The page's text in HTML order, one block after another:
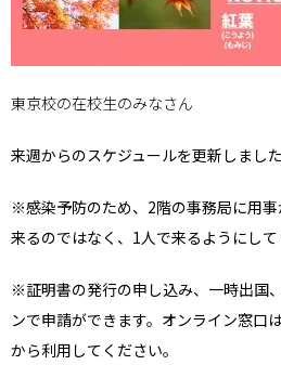
東京校の在校生のみなさん
来週からのスケジュールを更新しました
※感染予防のため、2階の事務局に用
来るのではなく、1人で来るようにして
※証明書の発行の申し込み、一時出国
ンで申請ができます。オンライン窓口
から利用してください。